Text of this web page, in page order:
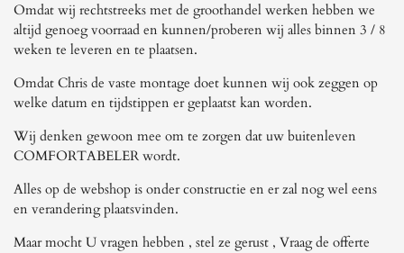
Omdat wij rechtstreeks met de groothandel werken hebben we
altijd genoeg voorraad en kunnen/proberen wij alles binnen 3 / 8
weken te leveren en te plaatsen.
Omdat Chris de vaste montage doet kunnen wij ook zeggen op
welke datum en tijdstippen er geplaatst kan worden.
Wij denken gewoon mee om te zorgen dat uw buitenleven
COMFORTABELER wordt.
Alles op de webshop is onder constructie en er zal nog wel eens
en verandering plaatsvinden.
Maar mocht U vragen hebben , stel ze gerust , Vraag de offerte